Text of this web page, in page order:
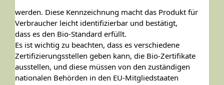
werden. Diese Kennzeichnung macht das Produkt für
Verbraucher leicht identifizierbar und bestätigt,
dass es den Bio-Standard erfüllt.
Es ist wichtig zu beachten, dass es verschiedene
Zertifizierungsstellen geben kann, die Bio-Zertifikate
ausstellen, und diese müssen von den zuständigen
nationalen Behörden in den EU-Mitgliedstaaten